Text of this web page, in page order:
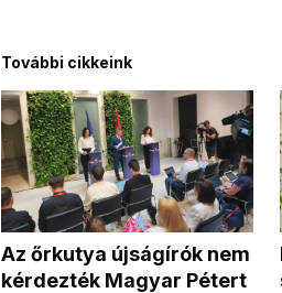
További cikkeink
Az őrkutya újságírók nem
kérdezték Magyar Pétert